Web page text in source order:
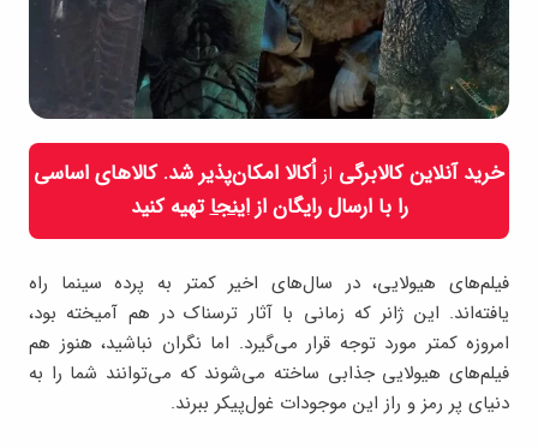
خرید آنلاین کالابرگی از اُکالا امکان‌پذیر شد. کالاهای اساسی
را با ارسال رایگان ازاینجاتهیه کنید
فیلم‌های هیولایی، در سال‌های اخیر کمتر به پرده سینما راه
یافته‌اند. این ژانر که زمانی با آثار ترسناک در هم آمیخته بود،
امروزه کمتر مورد توجه قرار می‌گیرد. اما نگران نباشید، هنوز هم
فیلم‌های هیولایی جذابی ساخته می‌شوند که می‌توانند شما را به
دنیای پر رمز و راز این موجودات غول‌پیکر ببرند.